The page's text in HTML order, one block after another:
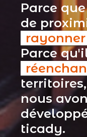
Parce
de
rayonner
Parce
territoires,
nous
ticady.